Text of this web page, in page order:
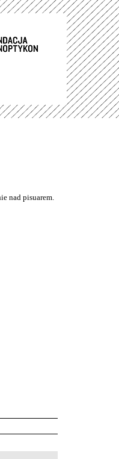
nad pisuarem.